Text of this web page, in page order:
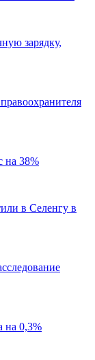
зарядку,
на 38%
в Селенгу в
на 0,3%